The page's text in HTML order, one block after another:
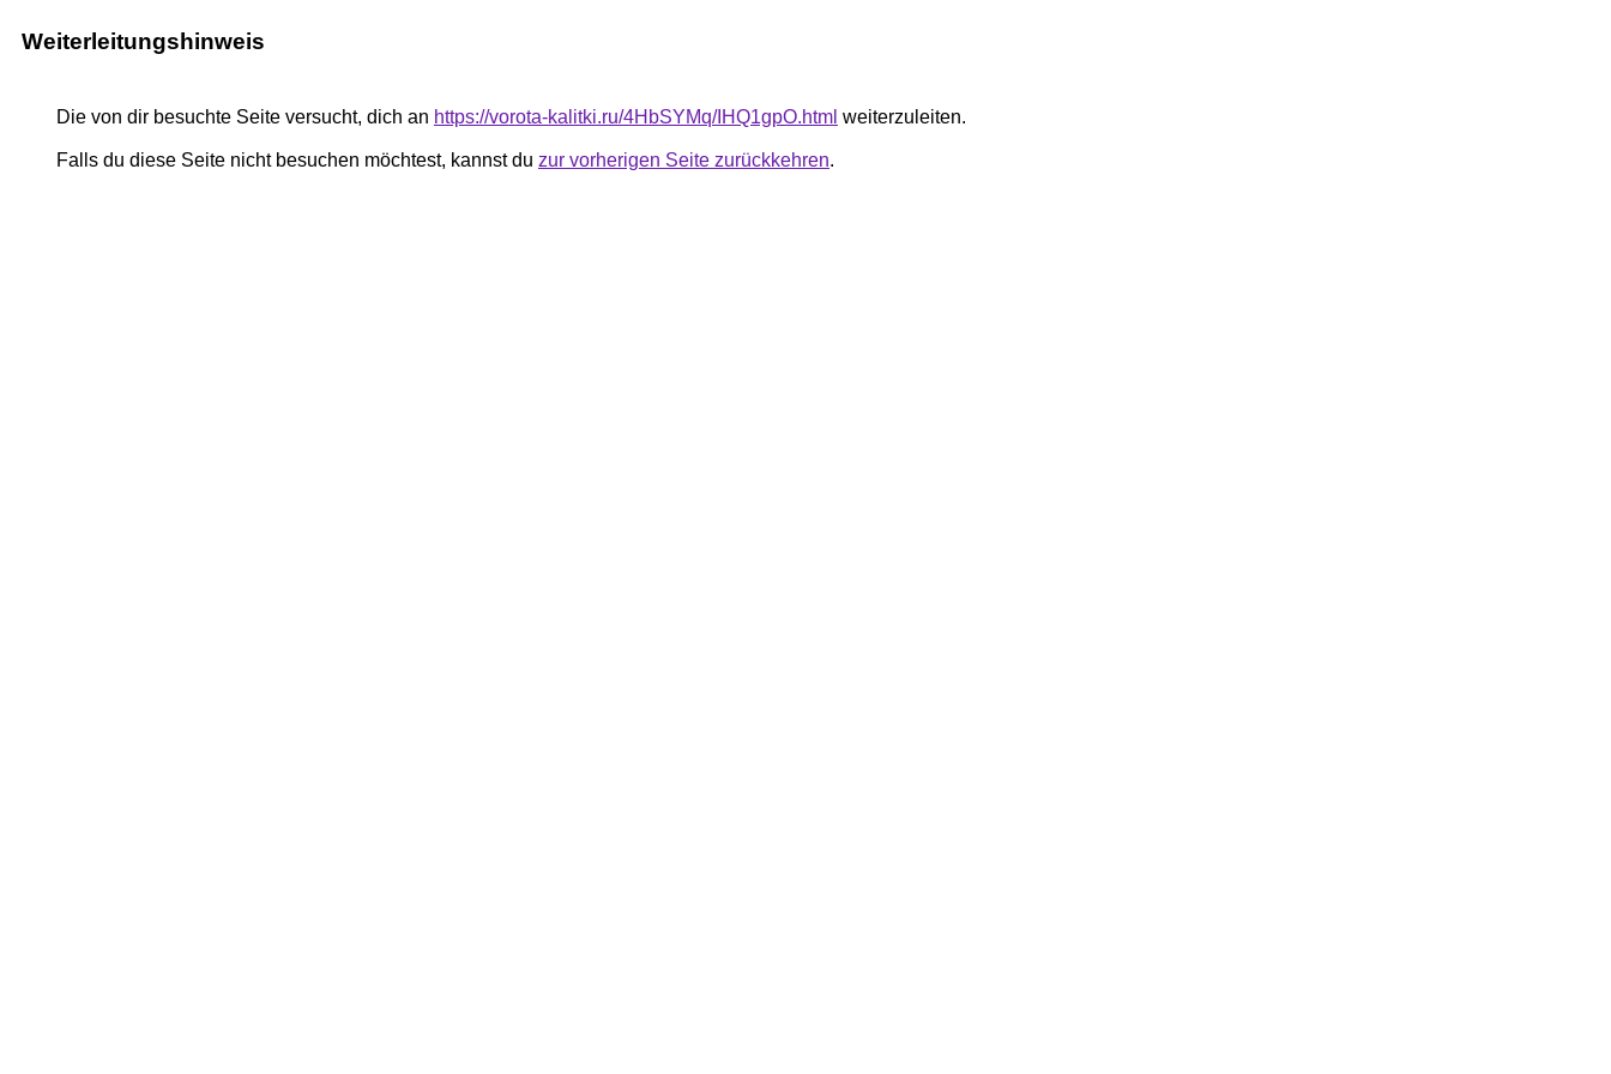
Weiterleitungshinweis
Die von dir besuchte Seite versucht, dich an https://vorota-kalitki.ru/4HbSYMq/IHQ1gpO.html weiterzuleiten.
Falls du diese Seite nicht besuchen möchtest, kannst du zur vorherigen Seite zurückkehren.